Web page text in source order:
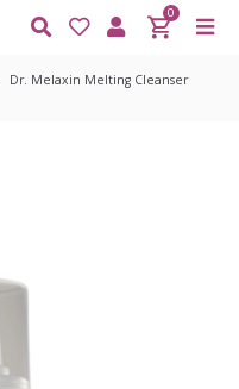
0
Dr. Melaxin Melting Cleanser